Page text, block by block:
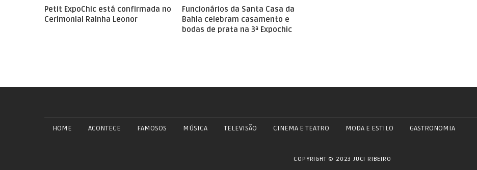
Petit ExpoChic está confirmada no
Funcionários da Santa Casa da
Bahia celebram casamento e
HOME ACONTECE FAMOSOS MÚSICA TELEVISÃO CINEMA E TEATRO MODA E ESTILO GASTRONOMIA
COPYRIGHT © 2023 JUCI RIBEIRO